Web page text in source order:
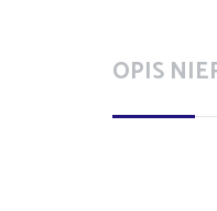
OPIS